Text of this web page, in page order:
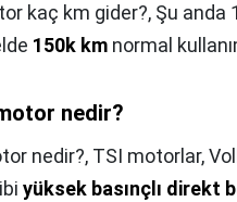
kaç km gider?, Şu anda
150k km normal
nedir?
nedir?, TSI motorlar,
yüksek basınçlı direkt